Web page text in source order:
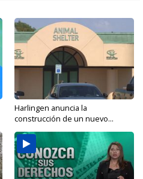
Harlingen anuncia la
construcción de un nuevo...